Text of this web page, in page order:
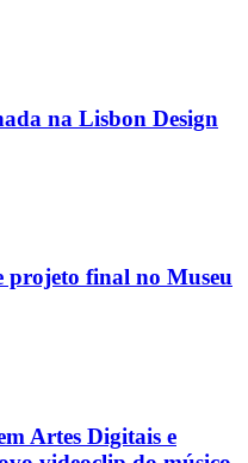
na Lisbon Design
projeto final no Museu
Artes Digitais e